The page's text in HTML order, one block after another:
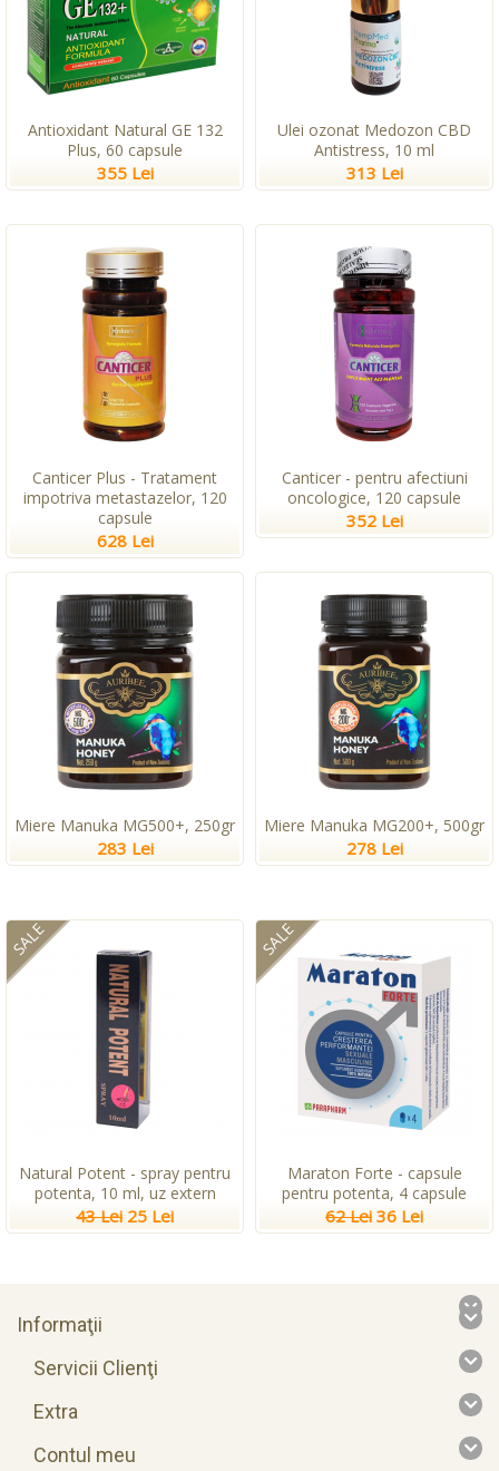
Antioxidant Natural GE 132
Plus, 60 capsule
355 Lei
Ulei ozonat Medozon CBD
Antistress, 10 ml
313 Lei
Canticer Plus - Tratament
impotriva metastazelor, 120
capsule
628 Lei
Canticer - pentru afectiuni
oncologice, 120 capsule
352 Lei
Miere Manuka MG500+, 250gr
283 Lei
Miere Manuka MG200+, 500gr
278 Lei
SALE
Natural Potent - spray pentru
potenta, 10 ml, uz extern
43 Lei 25 Lei
SALE
Maraton Forte - capsule
pentru potenta, 4 capsule
62 Lei 36 Lei
Informaţii
Servicii Clienţi
Extra
Contul meu